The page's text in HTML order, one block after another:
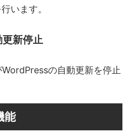
います。
新停止
の自動更新を停止
能